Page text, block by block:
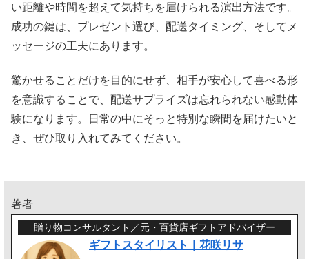
い距離や時間を超えて気持ちを届けられる演出方法です。
成功の鍵は、プレゼント選び、配送タイミング、そしてメ
ッセージの工夫にあります。
驚かせることだけを目的にせず、相手が安心して喜べる形
を意識することで、配送サプライズは忘れられない感動体
験になります。日常の中にそっと特別な瞬間を届けたいと
き、ぜひ取り入れてみてください。
著者
贈り物コンサルタント／元・百貨店ギフトアドバイザー
ギフトスタイリスト｜花咲リサ